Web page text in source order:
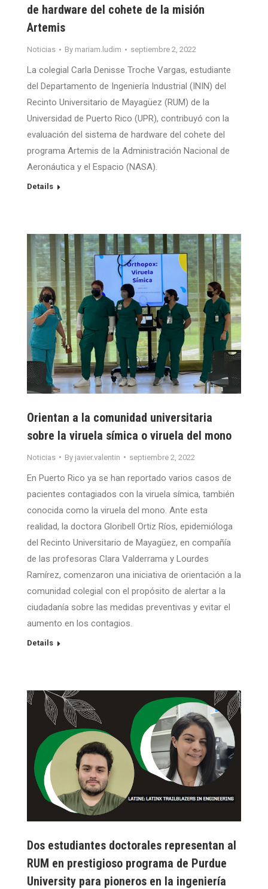
de hardware del cohete de la misión
Artemis
Noticias By mariam.ludim septiembre 2, 2022
La colegial Carla Denisse Troche Vargas, estudiante
del Departamento de Ingeniería Industrial (ININ) del
Recinto Universitario de Mayagüez (RUM) de la
Universidad de Puerto Rico (UPR), contribuyó con la
evaluación del sistema de hardware del cohete del
programa Artemis de la Administración Nacional de
Aeronáutica y el Espacio (NASA).
Details
Orientan a la comunidad universitaria
sobre la viruela símica o viruela del mono
Noticias By javier.valentin septiembre 2, 2022
En Puerto Rico ya se han reportado varios casos de
pacientes contagiados con la viruela símica, también
conocida como la viruela del mono. Ante esta
realidad, la doctora Gloribell Ortiz Ríos, epidemióloga
del Recinto Universitario de Mayagüez, en compañía
de las profesoras Clara Valderrama y Lourdes
Ramírez, comenzaron una iniciativa de orientación a la
comunidad colegial con el propósito de alertar a la
ciudadanía sobre las medidas preventivas y evitar el
aumento en los contagios.
Details
Dos estudiantes doctorales representan al
RUM en prestigioso programa de Purdue
University para pioneros en la ingeniería